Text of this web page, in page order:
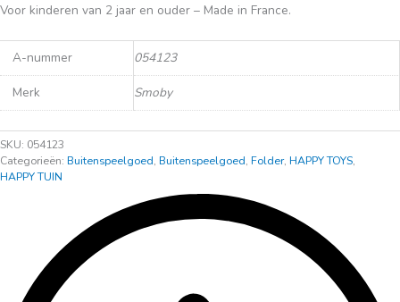
Voor kinderen van 2 jaar en ouder – Made in France.
A-nummer 054123
Merk Smoby
SKU: 054123
Categorieën: Buitenspeelgoed, Buitenspeelgoed, Folder, HAPPY TOYS,
HAPPY TUIN